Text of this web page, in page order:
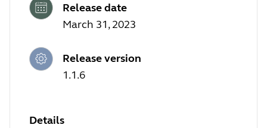
Release date
March 31, 2023
Release version
1.1.6
Details